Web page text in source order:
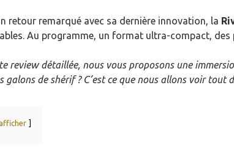
retour remarqué avec sa dernière innovation, la
Au programme, un format ultra-compact,
review détaillée, nous vous proposons une
galons de shérif ? C’est ce que nous allons voir tout